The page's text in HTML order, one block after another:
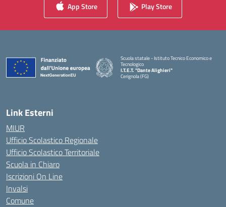
App Store Play Store
Scuola statale - Istituto Tecnico Economico e
Tecnologico
I.T.E.T. "Dante Alighieri"
Cerignola (FG)
— Visita la pagina iniziale della scuola
Link Esterni
MIUR
Ufficio Scolastico Regionale
Ufficio Scolastico Territoriale
Scuola in Chiaro
Iscrizioni On Line
Invalsi
Comune